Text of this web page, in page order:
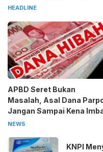
HEADLINE
APBD Seret Bukan
Masalah, Asal Dana
Jangan Sampai Kena
NEWS
KNPI